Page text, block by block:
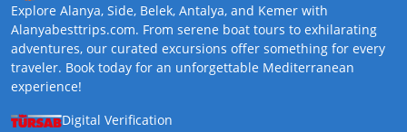
Explore Alanya, Side, Belek, Antalya, and Kemer with
Alanyabesttrips.com. From serene boat tours to exhilarating
adventures, our curated excursions offer something for every
traveler. Book today for an unforgettable Mediterranean
experience!
Digital Verification